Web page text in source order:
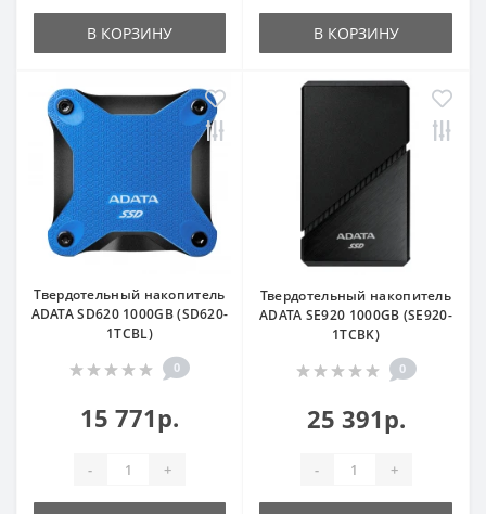
В КОРЗИНУ В КОРЗИНУ
Твердотельный накопитель
ADATA SD620 1000GB (SD620-
1TCBL)
0
15 771р.
- +
Твердотельный накопитель
ADATA SE920 1000GB (SE920-
1TCBK)
0
25 391р.
- +